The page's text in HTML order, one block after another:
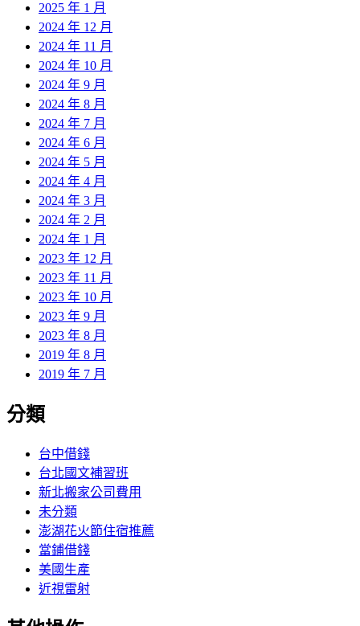
2025 年 1 月
2024 年 12 月
2024 年 11 月
2024 年 10 月
2024 年 9 月
2024 年 8 月
2024 年 7 月
2024 年 6 月
2024 年 5 月
2024 年 4 月
2024 年 3 月
2024 年 2 月
2024 年 1 月
2023 年 12 月
2023 年 11 月
2023 年 10 月
2023 年 9 月
2023 年 8 月
2019 年 8 月
2019 年 7 月
分類
台中借錢
台北國文補習班
新北搬家公司費用
未分類
澎湖花火節住宿推薦
當鋪借錢
美國生產
近視雷射